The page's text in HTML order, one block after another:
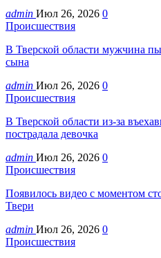
admin Июл 26, 2026 0
Происшествия
В Тверской области мужчина
сына
admin Июл 26, 2026 0
Происшествия
В Тверской области из-за
пострадала девочка
admin Июл 26, 2026 0
Происшествия
Появилось видео с моментом
Твери
admin Июл 26, 2026 0
Происшествия